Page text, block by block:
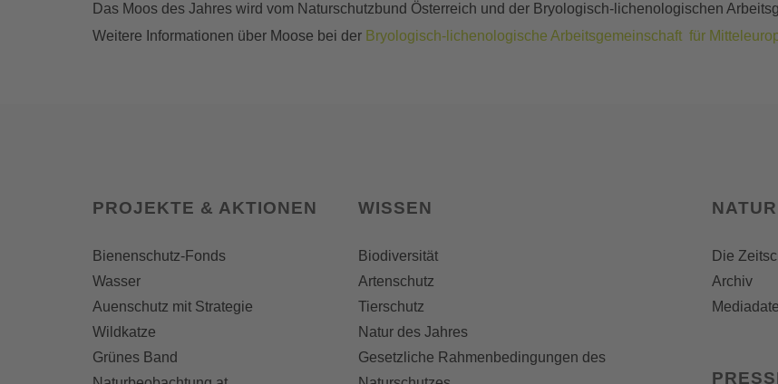
Das Moos des Jahres wird vom Naturschutzbund Österreich und der Bryologisch-lichenologischen
Weitere Informationen über Moose bei der Bryologisch-lichenologische Arbeitsgemeinschaft für
PROJEKTE & AKTIONEN
Bienenschutz-Fonds
Wasser
Auenschutz mit Strategie
Wildkatze
Grünes Band
WISSEN
Biodiversität
Artenschutz
Tierschutz
Natur des Jahres
Gesetzliche Rahmenbedingungen des
Die
Archiv